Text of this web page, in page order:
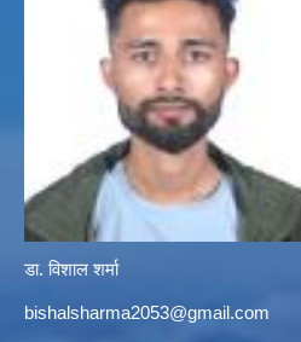
डा. विशाल शर्मा
bishalsharma2053@gmail.com